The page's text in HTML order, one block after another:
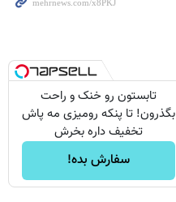
تابستون رو خنک و راحت
بگذرون! تا پنکه رومیزی مه پاش
تخفیف داره بخرش
سفارش بده!